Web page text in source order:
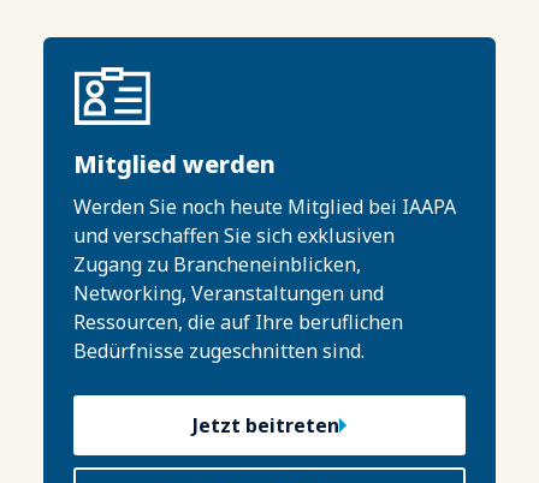
Mitglied werden
Werden Sie noch heute Mitglied bei IAAPA
und verschaffen Sie sich exklusiven
Zugang zu Brancheneinblicken,
Networking, Veranstaltungen und
Ressourcen, die auf Ihre beruflichen
Bedürfnisse zugeschnitten sind.
Jetzt beitreten